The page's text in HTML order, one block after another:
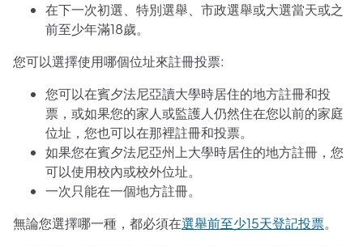
在下一次初選、特別選舉、市政選舉或大選當天或之
前至少年滿18歲。
您可以選擇使用哪個位址來註冊投票:
您可以在賓夕法尼亞讀大學時居住的地方註冊和投
票，或如果您的家人或監護人仍然住在您以前的家庭
位址，您也可以在那裡註冊和投票。
如果您在賓夕法尼亞州上大學時居住的地方註冊，您
可以使用校內或校外位址。
一次只能在一個地方註冊。
無論您選擇哪一種，都必須在選舉前至少15天登記投票。